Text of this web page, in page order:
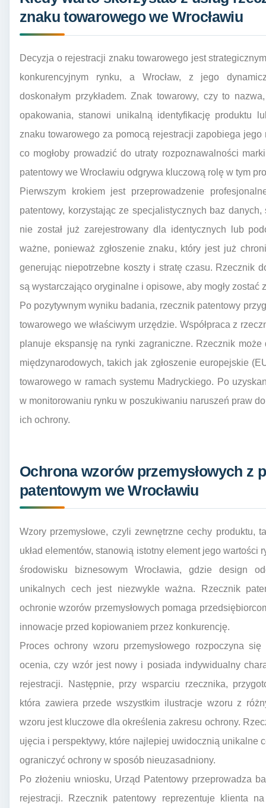
znaku towarowego we Wrocławiu
Decyzja o rejestracji znaku towarowego jest
konkurencyjnym rynku, a Wrocław, z jego
doskonałym przykładem. Znak towarowy, czy to
opakowania, stanowi unikalną identyfikację produktu
znaku towarowego za pomocą rejestracji zapobiega
co mogłoby prowadzić do utraty rozpoznawalności
patentowy we Wrocławiu odgrywa kluczową rolę w tym
Pierwszym krokiem jest przeprowadzenie
patentowy, korzystając ze specjalistycznych baz
nie został już zarejestrowany dla identycznych lub
ważne, ponieważ zgłoszenie znaku, który jest już
generując niepotrzebne koszty i stratę czasu. Rzecznik
są wystarczająco oryginalne i opisowe, aby mogły zostać
Po pozytywnym wyniku badania, rzecznik patentowy
towarowego we właściwym urzędzie. Współpraca z
planuje ekspansję na rynki zagraniczne. Rzecznik
międzynarodowych, takich jak zgłoszenie europejskie
towarowego w ramach systemu Madryckiego. Po
w monitorowaniu rynku w poszukiwaniu naruszeń praw
ich ochrony.
Ochrona wzorów przemysłowych z
patentowym we Wrocławiu
Wzory przemysłowe, czyli zewnętrzne cechy produktu,
układ elementów, stanowią istotny element jego
środowisku biznesowym Wrocławia, gdzie design
unikalnych cech jest niezwykle ważna. Rzecznik
ochronie wzorów przemysłowych pomaga
innowacje przed kopiowaniem przez konkurencję.
Proces ochrony wzoru przemysłowego rozpoczyna
ocenia, czy wzór jest nowy i posiada indywidualny
rejestracji. Następnie, przy wsparciu rzecznika,
która zawiera przede wszystkim ilustracje wzoru z
wzoru jest kluczowe dla określenia zakresu ochrony.
ujęcia i perspektywy, które najlepiej uwidocznią unikalne
ograniczyć ochrony w sposób nieuzasadniony.
Po złożeniu wniosku, Urząd Patentowy przeprowadza
rejestracji. Rzecznik patentowy reprezentuje klienta